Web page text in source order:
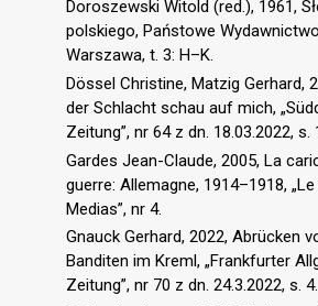
Doroszewski Witold (red.), 1961,
polskiego, Państowe
Warszawa, t. 3: H–K.
Dössel Christine, Matzig Gerhard,
der Schlacht schau auf mich,
Zeitung”, nr 64 z dn. 18.03.2022, s.
Gardes Jean-Claude, 2005, La
guerre: Allemagne, 1914–1918,
Medias”, nr 4.
Gnauck Gerhard, 2022, Abrücken
Banditen im Kreml, „Frankfurter
Zeitung”, nr 70 z dn. 24.3.2022, s. 4.